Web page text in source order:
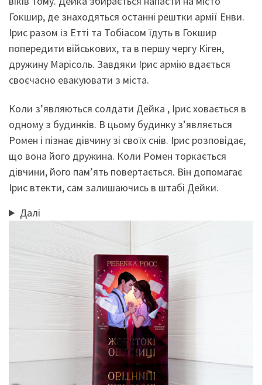
Гокшир, де знаходяться останні рештки армії Енви.
Ірис разом із Етті та Тобіасом їдуть в Гокшир
попередити військових, та в першу чергу Кіген,
дружину Марісоль. Завдяки Ірис армію вдається
своєчасно евакуювати з міста.
Коли з’являються солдати Дейка , Ірис ховається в
одному з будинків. В цьому будинку з’являється
Ромен і пізнає дівчину зі своїх снів. Ірис розповідає,
що вона його дружина. Коли Ромен торкається
дівчини, його пам’ять повертається. Він допомагає
Ірис втекти, сам залишаючись в штабі Дейки.
Далі